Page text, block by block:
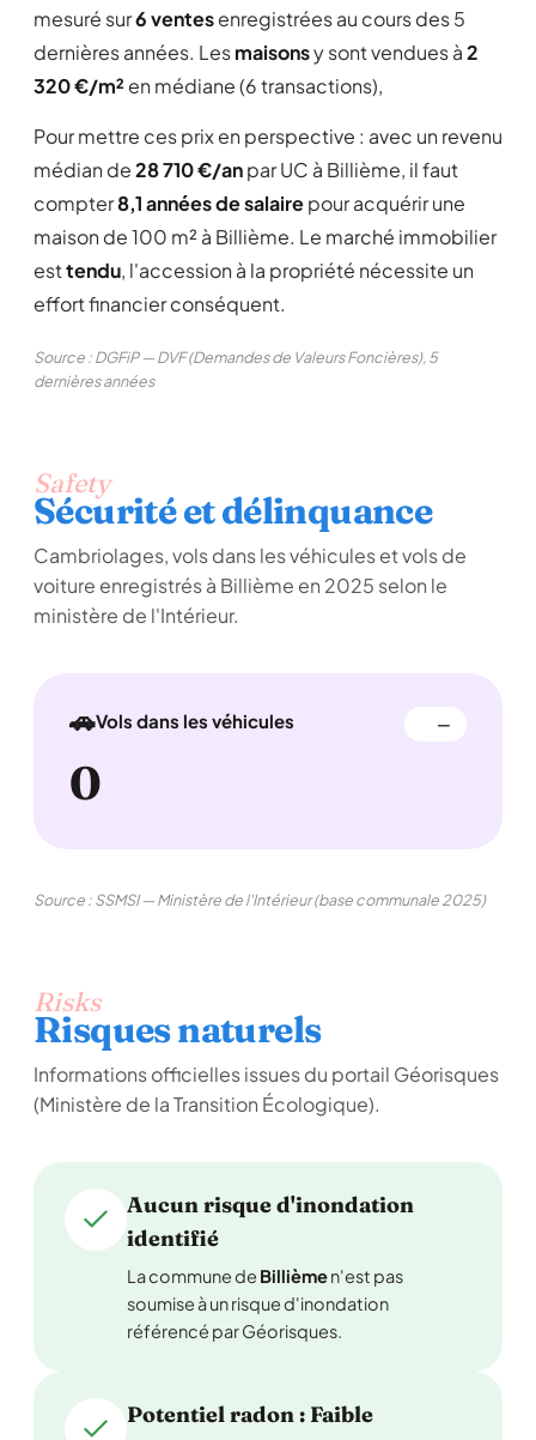
mesuré sur6 ventesenregistrées au cours des 5
dernières années. Lesmaisonsy sont vendues à2
320 €/m² en médiane (6 transactions),
Pour mettre ces prix en perspective : avec un revenu
médian de28 710 €/anpar UC à Billième, il faut
compter8,1 années de salairepour acquérir une
maison de 100 m² à Billième. Le marché immobilier
esttendu, l'accession à la propriété nécessite un
effort financier conséquent.
Source : DGFiP — DVF (Demandes de Valeurs Foncières), 5
dernières années
Safety
Sécurité et délinquance
Cambriolages, vols dans les véhicules et vols de
voiture enregistrés à Billième en 2025 selon le
ministère de l'Intérieur.
🚗Vols dans les véhicules —
0
Source : SSMSI — Ministère de l'Intérieur (base communale 2025)
Risks
Risques naturels
Informations officielles issues du portail Géorisques
(Ministère de la Transition Écologique).
Aucun risque d'inondation
identifié
La commune de Billièmen'est pas
soumise à un risque d'inondation
référencé par Géorisques.
Potentiel radon : Faible